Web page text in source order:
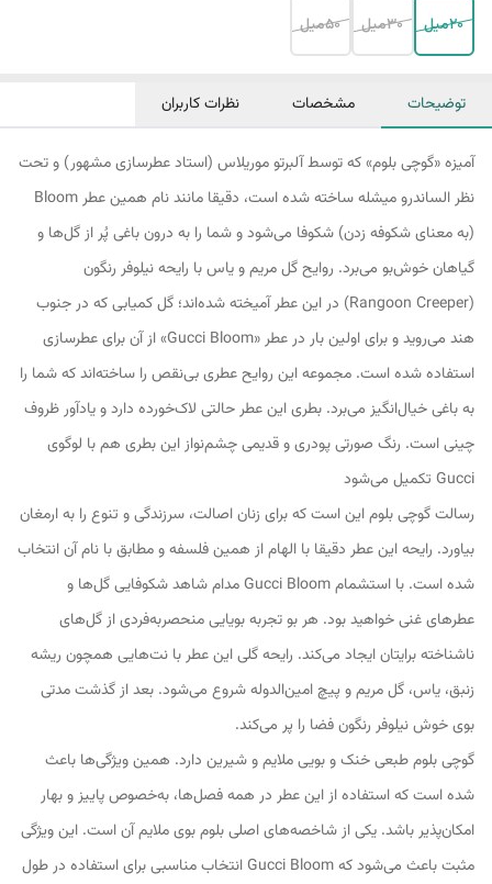
20میل 30میل 50میل
توضیحات مشخصات نظرات کاربران
آمیزه «گوچی بلوم» که توسط آلبرتو موریلاس (استاد عطرسازی مشهور) و تحت
نظر الساندرو میشله ساخته شده است، دقیقا مانند نام همین عطر Bloom
(به معنای شکوفه زدن) شکوفا می‌شود و شما را به درون باغی پُر از گل‌ها و
گیاهان خوش‌بو می‌برد. روایح گل مریم و یاس با رایحه نیلوفر رنگون
(Rangoon Creeper) در این عطر آمیخته شده‌اند؛ گل کمیابی که در جنوب
هند می‌روید و برای اولین بار در عطر «Gucci Bloom» از آن برای عطرسازی
استفاده شده است. مجموعه این روایح عطری بی‌نقص را ساخته‌اند که شما را
به باغی خیال‌انگیز می‌برد. بطری این عطر حالتی لاک‌خورده دارد و یادآور ظروف
چینی است. رنگ صورتی پودری و قدیمی چشم‌نواز این بطری هم با لوگوی
Gucci تکمیل می‌شود
رسالت گوچی‌ بلوم این است که برای زنان اصالت، سرزندگی و تنوع را به ارمغان
بیاورد. رایحه این عطر دقیقا با الهام از همین فلسفه و مطابق با نام آن انتخاب
شده است. با استشمام Gucci Bloom مدام شاهد شکوفایی گل‌ها و
عطرهای غنی خواهید بود. هر بو تجربه بویایی منحصربه‌فردی از گل‌های
ناشناخته برایتان ایجاد می‌کند. رایحه گلی این عطر با نت‌هایی همچون ریشه
زنبق، یاس، گل مریم و پیچ امین‌الدوله شروع می‌شود. بعد از گذشت مدتی
بوی خوش نیلوفر رنگون فضا را پر می‌کند.
گوچی بلوم طبعی خنک و بویی ملایم و شیرین دارد. همین ویژگی‌ها باعث
شده است که استفاده از این عطر در همه فصل‌ها، به‌خصوص پاییز و بهار
امکان‌پذیر باشد. یکی از شاخصه‌های اصلی بلوم بوی ملایم آن است. این ویژگی
مثبت باعث می‌شود که Gucci Bloom انتخاب مناسبی برای استفاده در طول